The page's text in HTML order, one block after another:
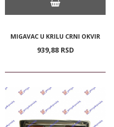
MIGAVAC U KRILU CRNI OKVIR
939,88 RSD